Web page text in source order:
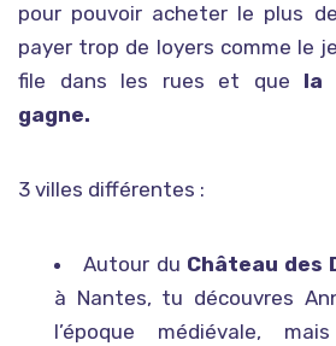
pour pouvoir acheter le plus
payer trop de loyers comme le
file dans les rues et que la
gagne.
3 villes différentes :
Autour du Château des
à Nantes, tu découvres
l’époque médiévale,